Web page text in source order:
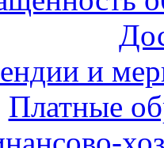
и
Платные